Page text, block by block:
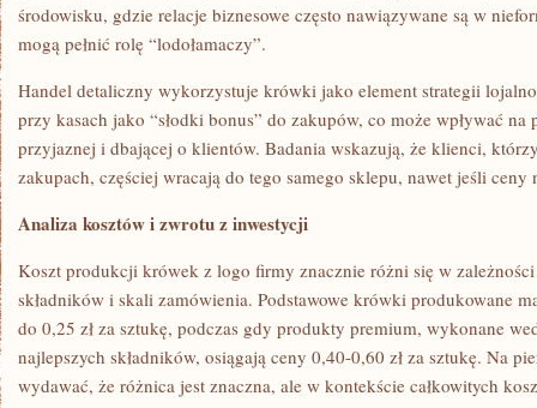
środowisku, gdzie relacje biznesowe często nawiązywane są w
mogą pełnić rolę “lodołamaczy”.
Handel detaliczny wykorzystuje krówki jako element strategii
przy kasach jako “słodki bonus” do zakupów, co może wpływać
przyjaznej i dbającej o klientów. Badania wskazują, że klienci,
zakupach, częściej wracają do tego samego sklepu, nawet jeśli ceny
Analiza kosztów i zwrotu z inwestycji
Koszt produkcji krówek z logo firmy znacznie różni się w
składników i skali zamówienia. Podstawowe krówki produkowane
do 0,25 zł za sztukę, podczas gdy produkty premium, wykonane
najlepszych składników, osiągają ceny 0,40-0,60 zł za sztukę. Na
wydawać, że różnica jest znaczna, ale w kontekście całkowitych